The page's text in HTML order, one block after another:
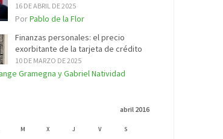
16 DE ABRIL DE 2025
PorPablo de la Flor
Finanzas personales: el precio
exorbitante de la tarjeta de crédito
10 DE MARZO DE 2025
Gramegna y Gabriel Natividad
abril 2016
M X J V S